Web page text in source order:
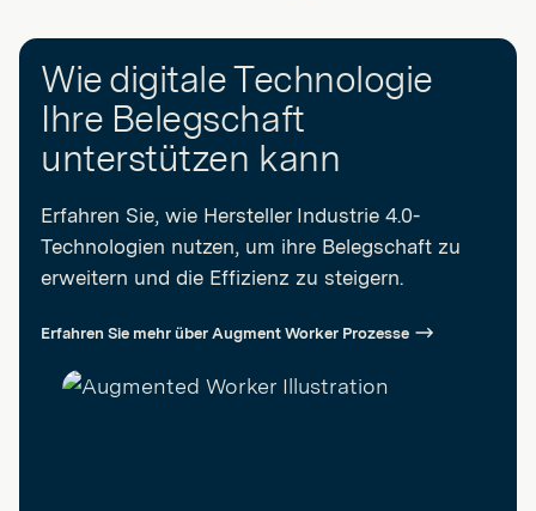
Wie digitale Technologie
Ihre Belegschaft
unterstützen kann
Erfahren Sie, wie Hersteller Industrie 4.0-
Technologien nutzen, um ihre Belegschaft zu
erweitern und die Effizienz zu steigern.
Erfahren Sie mehr über Augment Worker Prozesse